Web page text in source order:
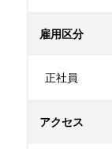
雇用区分
正社員
アクセス